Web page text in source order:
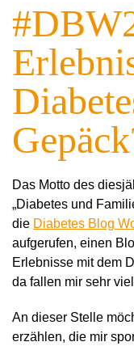
Das Motto des
„Diabetes und
die Diabetes Blog
aufgerufen, einen
Erlebnisse mit dem
da fallen mir sehr
An dieser Stelle
erzählen, die mir